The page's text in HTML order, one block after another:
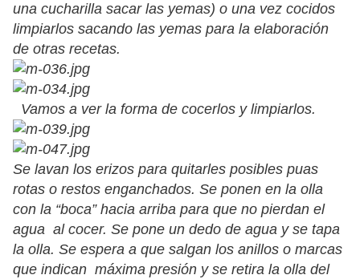
una cucharilla sacar las yemas) o una vez cocidos
limpiarlos sacando las yemas para la elaboración
de otras recetas.
Vamos a ver la forma de cocerlos y limpiarlos.
Se lavan los erizos para quitarles posibles puas
rotas o restos enganchados. Se ponen en la olla
con la “boca” hacia arriba para que no pierdan el
agua al cocer. Se pone un dedo de agua y se tapa
la olla. Se espera a que salgan los anillos o marcas
que indican máxima presión y se retira la olla del